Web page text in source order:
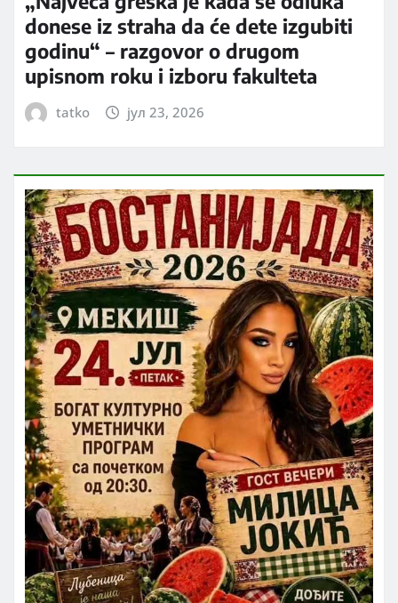
donese iz straha da će dete izgubiti
godinu“ – razgovor o drugom
upisnom roku i izboru fakulteta
tatko јул 23, 2026